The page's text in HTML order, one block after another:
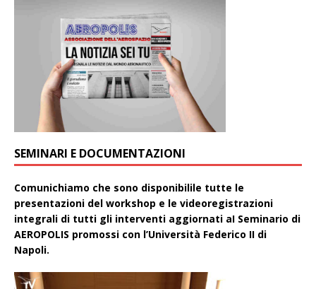
SEMINARI E DOCUMENTAZIONI
Comunichiamo che sono disponibilile tutte le
presentazioni del workshop e le videoregistrazioni
integrali di tutti gli interventi aggiornati aI Seminario di
AEROPOLIS promossi con l’Università Federico II di
Napoli.